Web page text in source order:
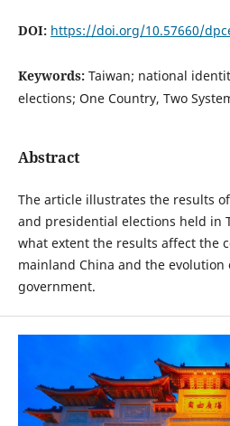
DOI: https://doi.org/10.57660/
Keywords: Taiwan; national
elections; One Country, Two
Abstract
The article illustrates the results
and presidential elections held in
what extent the results affect the
mainland China and the evolution
government.